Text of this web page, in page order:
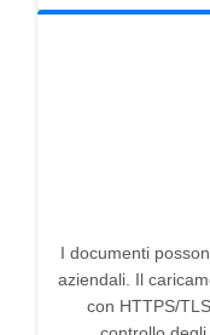
I documenti
aziendali. Il
con HTTPS/